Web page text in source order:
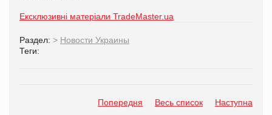
Ексклюзивні матеріали TradeMaster.ua
Раздел: > Новости Украины
Теги:
Попередня Весь список Наступна